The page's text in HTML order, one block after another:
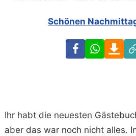
Schönen
Facebook
Ihr habt die neuesten
aber das war noch nicht alles.